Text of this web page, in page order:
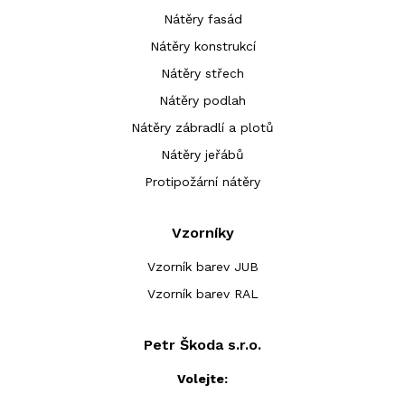
Nátěry fasád
Nátěry konstrukcí
Nátěry střech
Nátěry podlah
Nátěry zábradlí a plotů
Nátěry jeřábů
Protipožární nátěry
Vzorníky
Vzorník barev JUB
Vzorník barev RAL
Petr Škoda s.r.o.
Volejte: